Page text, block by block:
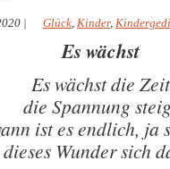
| Glück, Kinder,
Es wächst
Es wächst die Zeit
die Spannung
ist es endlich, ja
dieses Wunder sich